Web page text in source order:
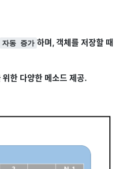
자동 증가 하며, 객체를 저장할 때
위한 다양한 메소드 제공.